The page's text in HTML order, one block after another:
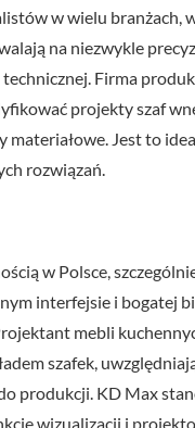
w wielu branżach,
na niezwykle
Firma
projekty szaf
Jest to
rozwiązań.
w Polsce,
interfejsie i bogatej
mebli
szafek,
produkcji. KD Max
wizualizacji i